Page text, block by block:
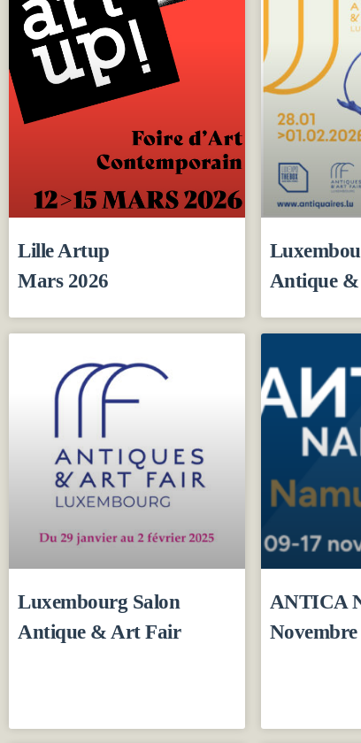
Lille Artup
Mars 2026
Antique
Luxembourg Salon
Antique & Art Fair
ANTICA
Novembre